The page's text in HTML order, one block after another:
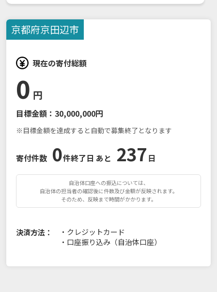
京都府京田辺市
現在の寄付総額
0 円
目標金額：30,000,000円
※目標金額を達成すると自動で募集終了となります
寄付件数 0件終了日 あと 237 日
自治体口座への振込については、
自治体の担当者の確認後に件数及び金額が反映されます。
そのため、反映まで時間がかかります。
決済方法： ・ クレジットカード
・ 口座振り込み（自治体口座）